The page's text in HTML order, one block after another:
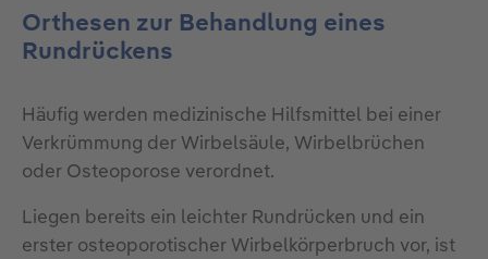
Orthesen zur Behandlung eines
Rundrückens
Häufig werden medizinische Hilfsmittel bei einer
Verkrümmung der Wirbelsäule, Wirbelbrüchen
oder Osteoporose verordnet.
Liegen bereits ein leichter Rundrücken und ein
erster osteoporotischer Wirbelkörperbruch vor, ist